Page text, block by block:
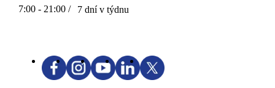
7:00 - 21:00 / 7 dní v týdnu